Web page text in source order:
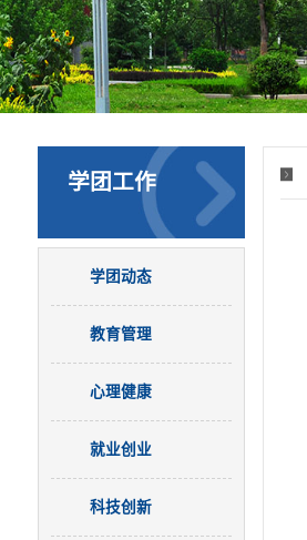
学团工作
学团动态
教育管理
心理健康
就业创业
科技创新